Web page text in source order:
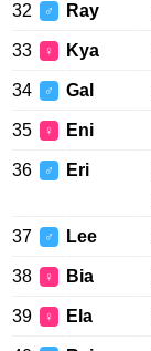
32 ♂ Ray
33 ♀ Kya
34 ♂ Gal
35 ♀ Eni
36 ♂ Eri
37 ♂ Lee
38 ♀ Bia
39 ♀ Ela